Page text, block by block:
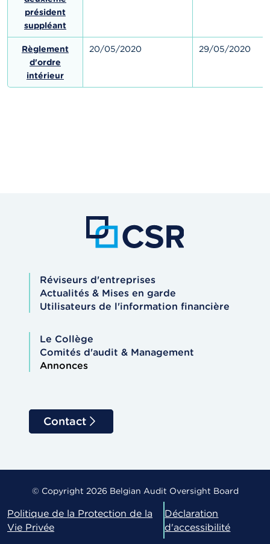
président
suppléant
Règlement
d'ordre
intérieur
20/05/2020 29/05/2020
Réviseurs d'entreprises
Actualités & Mises en garde
Utilisateurs de l'information financière
Le Collège
Comités d'audit & Management
Annonces
Contact
© Copyright 2026 Belgian Audit Oversight Board
Politique de la Protection de la
Vie Privée
Déclaration
d'accessibilité